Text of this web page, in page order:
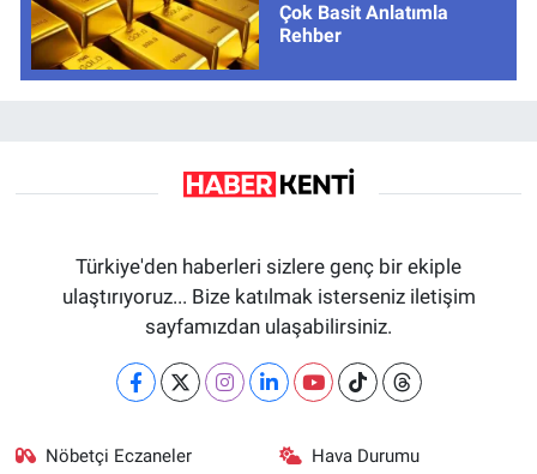
Çok Basit Anlatımla
Rehber
Türkiye'den haberleri sizlere genç bir ekiple
ulaştırıyoruz... Bize katılmak isterseniz iletişim
sayfamızdan ulaşabilirsiniz.
Nöbetçi Eczaneler Hava Durumu